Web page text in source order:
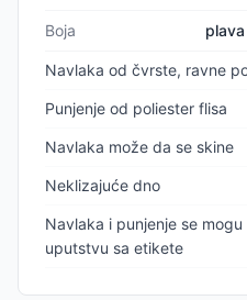
Boja plava
Navlaka od čvrste, ravne
Punjenje od poliester flisa
Navlaka može da se skine
Neklizajuće dno
Navlaka i punjenje se
uputstvu sa etikete